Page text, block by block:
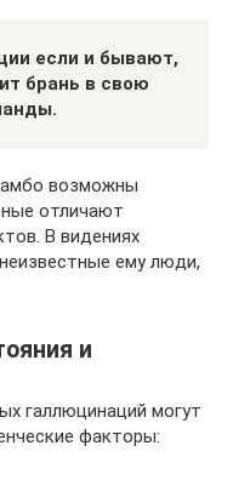
если и бывают,
брань в свою
возможны
отличают
В видениях
ему люди,
и
галлюцинаций могут
факторы: